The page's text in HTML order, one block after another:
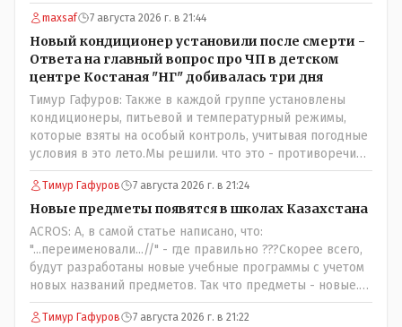
maxsaf 7 августа 2026 г. в 21:44
Новый кондиционер установили после смерти -
Ответа на главный вопрос про ЧП в детском
центре Костаная "НГ" добивалась три дня
Тимур Гафуров: Также в каждой группе установлены
кондиционеры, питьевой и температурный режимы,
которые взяты на особый контроль, учитывая погодные
условия в это лето.Мы решили. что это - противоречие.
Вы считаете иначе?Ну тут противоречия нет. Этот
комментарий прозвучал на следующий день после
трагедии, то есть 29 июля, когда спешно установили и
воду, и новые кондиционеры, и впервые поставили
температурный режим на контроль. То есть первая
часть - информация до трагедии, вторая часть -
информация после трагедии, когда все уже было
Тимур Гафуров 7 августа 2026 г. в 21:24
Новые предметы появятся в школах Казахстана
ACROS: А, в самой статье написано, что:
"...переименовали...//" - где правильно ???Скорее всего,
будут разработаны новые учебные программы с учетом
новых названий предметов. Так что предметы - новые.
Хоть и переименованные)
Тимур Гафуров 7 августа 2026 г. в 21:22